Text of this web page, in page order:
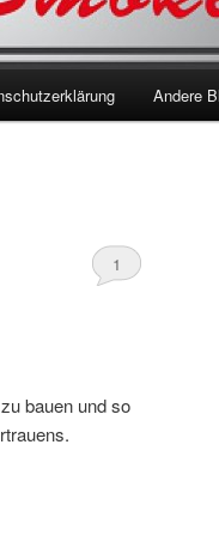
Andere
1
bauen und so